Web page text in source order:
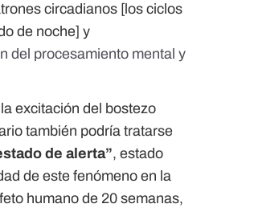
circadianos [los ciclos
de noche] y
del procesamiento mental y
excitación del bostezo
también podría tratarse
de alerta”, estado
de este fenómeno en la
humano de 20 semanas,